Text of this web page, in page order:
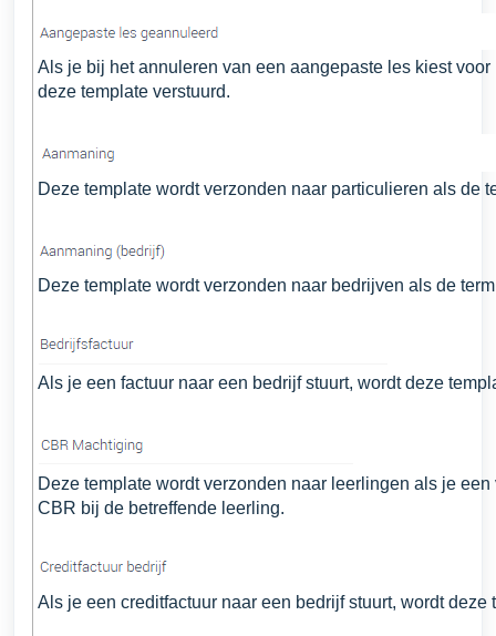
Als je bij het annuleren van een aangepaste les kiest
deze template verstuurd.
Deze template wordt verzonden naar particulieren als de
Deze template wordt verzonden naar bedrijven als de
Als je een factuur naar een bedrijf stuurt, wordt deze
Deze template wordt verzonden naar leerlingen als je
CBR bij de betreffende leerling.
Als je een creditfactuur naar een bedrijf stuurt, wordt